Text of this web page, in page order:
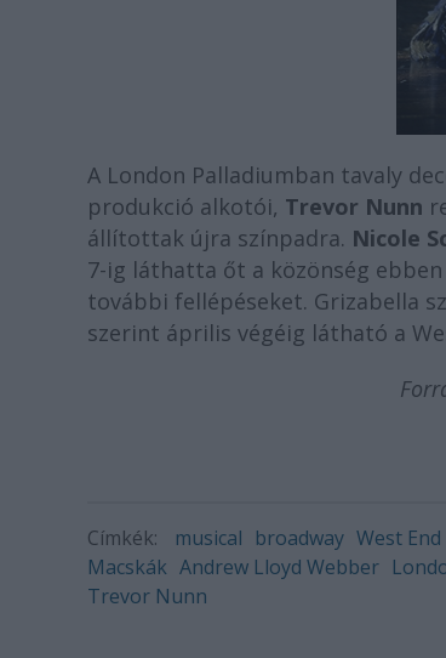
A London Palladiumban tavaly
produkció alkotói, Trevor Nunn
állítottak újra színpadra. Nicole
7-ig láthatta őt a közönség
további fellépéseket. Grizabella
szerint április végéig látható a
Címkék: musical broadway West End
Macskák Andrew Lloyd Webber
Trevor Nunn